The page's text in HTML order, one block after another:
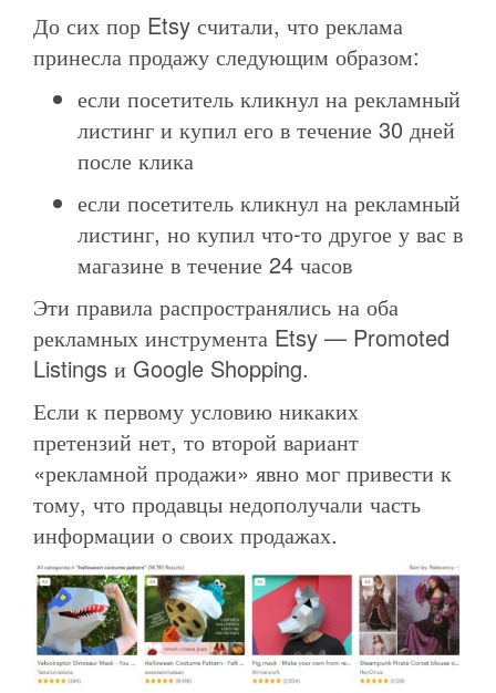
До сих пор Etsy считали, что реклама
принесла продажу следующим образом:
если посетитель кликнул на рекламный
листинг и купил его в течение 30 дней
после клика
если посетитель кликнул на рекламный
листинг, но купил что-то другое у вас в
магазине в течение 24 часов
Эти правила распространялись на оба
рекламных инструмента Etsy — Promoted
Listings и Google Shopping.
Если к первому условию никаких
претензий нет, то второй вариант
«рекламной продажи» явно мог привести к
тому, что продавцы недополучали часть
информации о своих продажах.